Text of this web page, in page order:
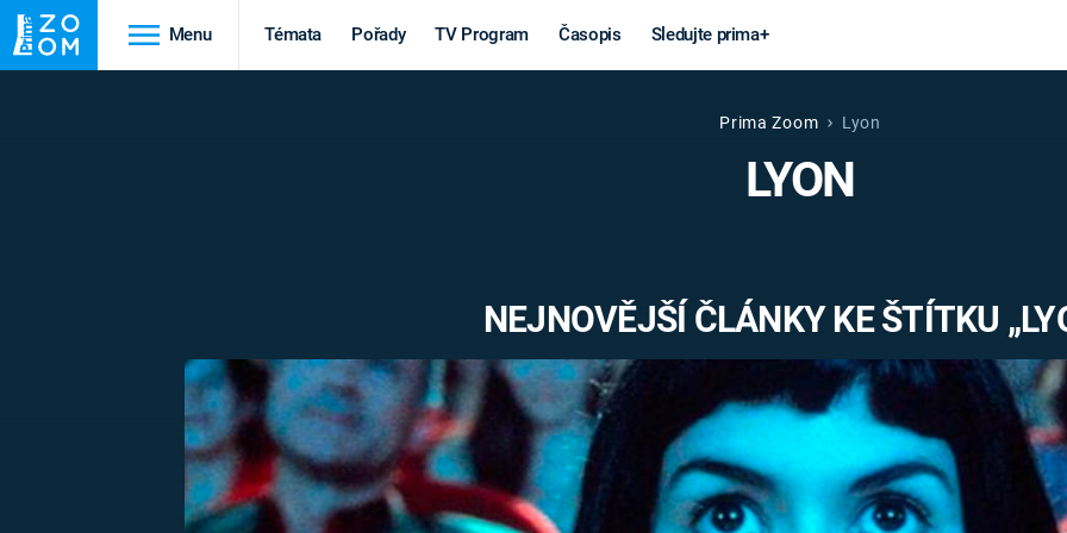
Menu Témata Pořady TV Program Časopis Sledujte prima+
STAROVĚKÝ EGYPT
technika
MARS
VÁLEČNÉ
Výročí
Záhady a
Prima Zoom Lyon
LYON
NEJNOVĚJŠÍ ČLÁNKY KE ŠTÍTKU